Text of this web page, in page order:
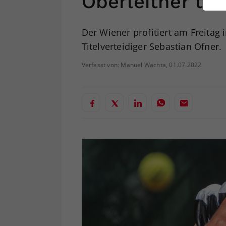
Der Wiener profitiert am
Titelverteidiger Sebastian Ofner.
Verfasst von: Manuel Wachta, 01.07.2022